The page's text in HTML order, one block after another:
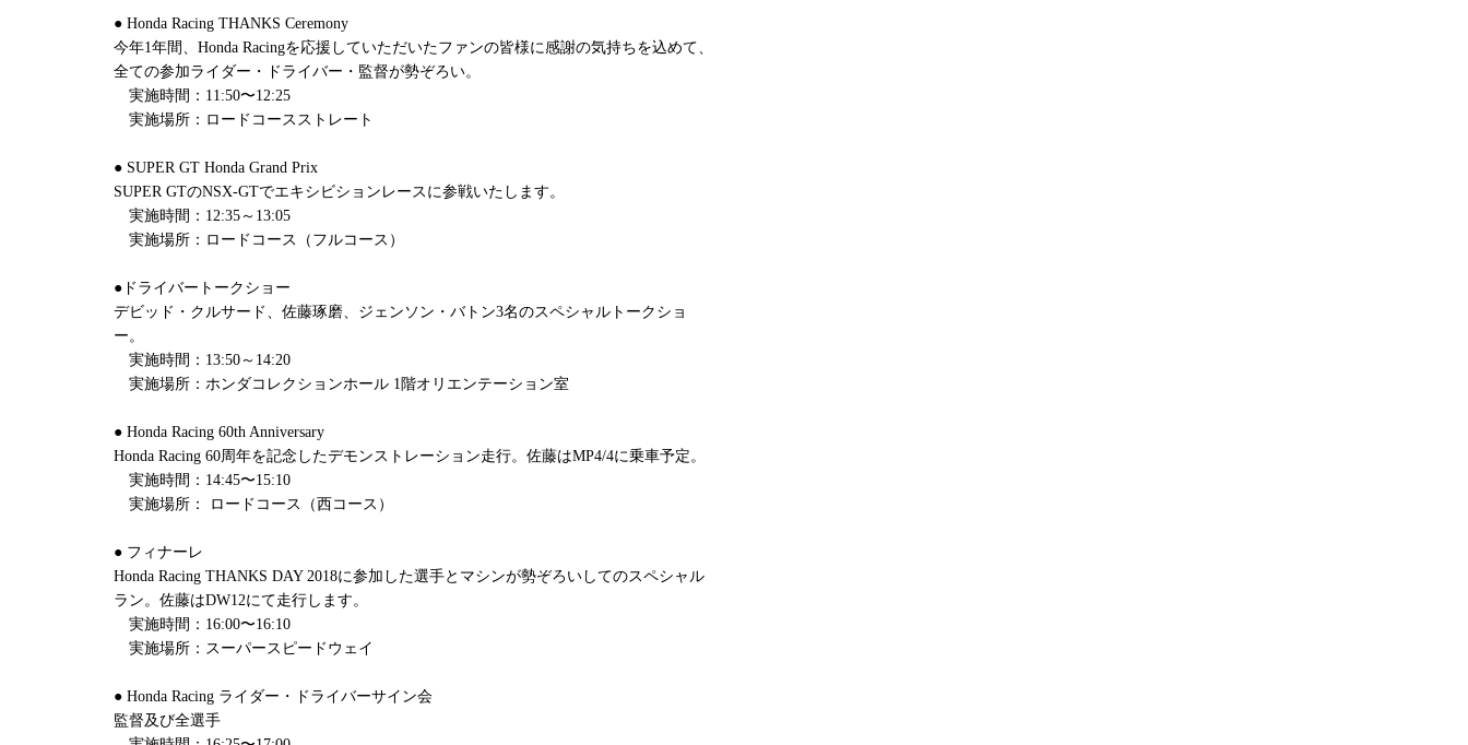
● Honda Racing THANKS Ceremony
今年1年間、Honda Racingを応援していただいたファンの皆様に感謝の気持ちを込めて、
全ての参加ライダー・ドライバー・監督が勢ぞろい。
実施時間：11:50〜12:25
実施場所：ロードコースストレート
● SUPER GT Honda Grand Prix
SUPER GTのNSX-GTでエキシビションレースに参戦いたします。
実施時間：12:35～13:05
実施場所：ロードコース（フルコース）
●ドライバートークショー
デビッド・クルサード、佐藤琢磨、ジェンソン・バトン3名のスペシャルトークショ
ー。
実施時間：13:50～14:20
実施場所：ホンダコレクションホール 1階オリエンテーション室
● Honda Racing 60th Anniversary
Honda Racing 60周年を記念したデモンストレーション走行。佐藤はMP4/4に乗車予定。
実施時間：14:45〜15:10
実施場所： ロードコース（西コース）
● フィナーレ
Honda Racing THANKS DAY 2018に参加した選手とマシンが勢ぞろいしてのスペシャル
ラン。佐藤はDW12にて走行します。
実施時間：16:00〜16:10
実施場所：スーパースピードウェイ
● Honda Racing ライダー・ドライバーサイン会
監督及び全選手